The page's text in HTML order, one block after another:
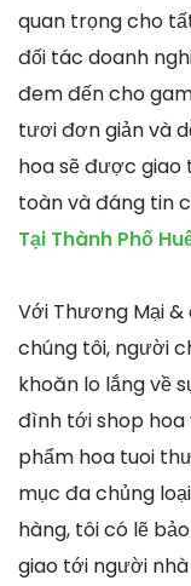
quan trọng cho
đối tác doanh
đem đến cho
tươi đơn giản và
hoa sẽ được
toàn và đáng tin
Tại Thành Phố
Với Thương Mại &
chúng tôi, người
khoăn lo lắng về
đình tới shop hoa
phẩm hoa tuoi
mục đa chủng
hàng, tôi có lẽ
giao tới người